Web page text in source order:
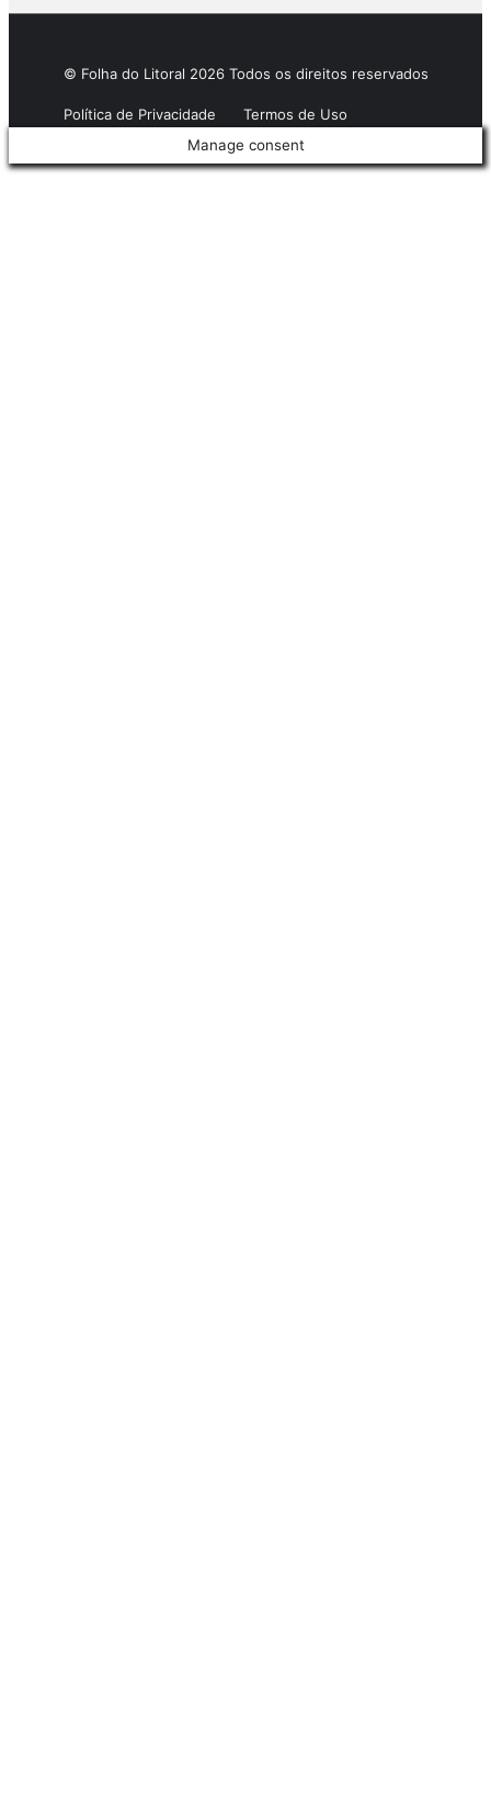
© Folha do Litoral 2026 Todos os direitos reservados
Política de Privacidade
Termos de Uso
Manage consent